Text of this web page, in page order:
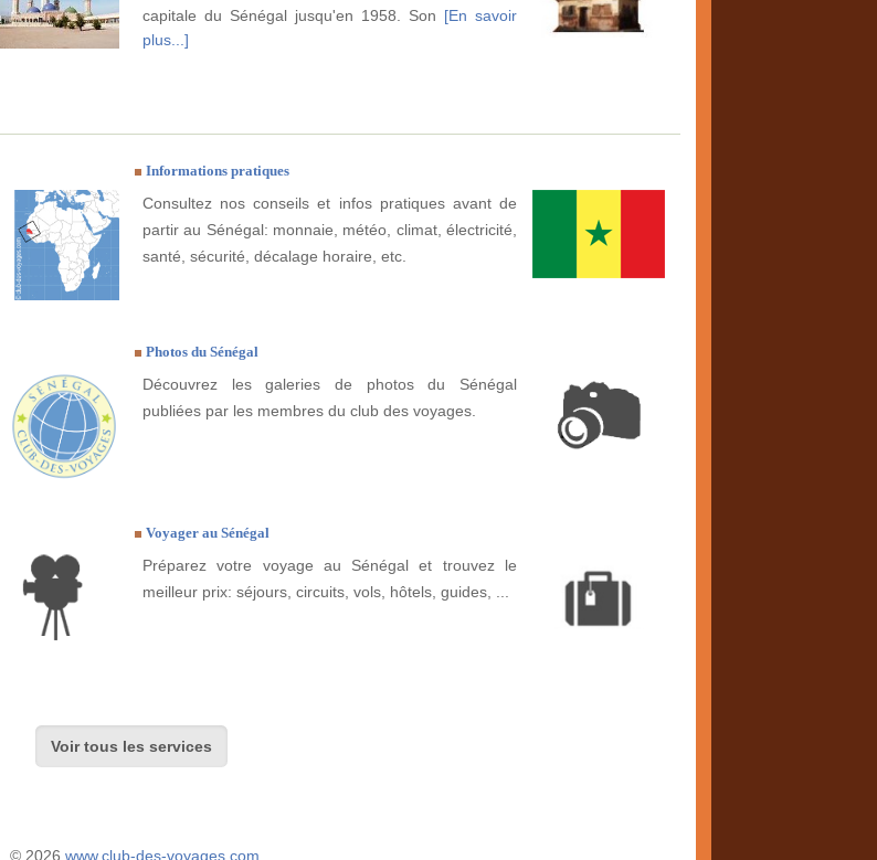
capitale du Sénégal jusqu'en 1958. Son [En savoir
plus...]
Informations pratiques
Consultez nos conseils et infos pratiques avant de
partir au Sénégal: monnaie, météo, climat, électricité,
santé, sécurité, décalage horaire, etc.
Photos du Sénégal
Découvrez les galeries de photos du Sénégal
publiées par les membres du club des voyages.
Voyager au Sénégal
Préparez votre voyage au Sénégal et trouvez le
meilleur prix: séjours, circuits, vols, hôtels, guides, ...
Voir tous les services
© 2026 www.club-des-voyages.com